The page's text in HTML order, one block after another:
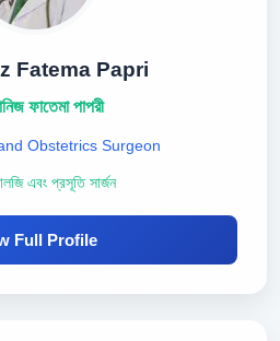
Fatema Papri
ফাতেমা পাপরী
Obstetrics Surgeon
এবং প্রসূতি সার্জন
Full Profile